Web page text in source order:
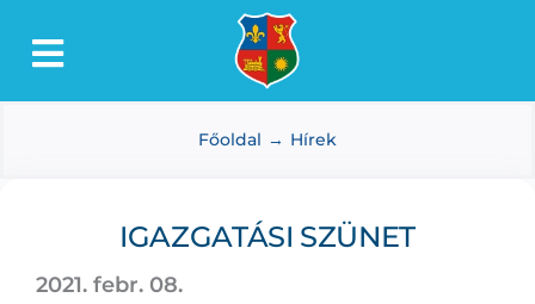
Toggle
Lőkösháza
Dokumentumtár
Média
Főoldal Hírek
IGAZGATÁSI SZÜNET
2021. febr. 08.